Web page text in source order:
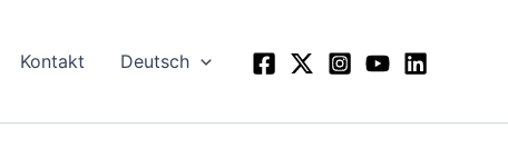
Kontakt Deutsch